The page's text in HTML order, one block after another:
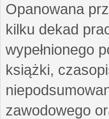
Opanowana
kilku dekad
wypełnionego
książki,
zawodowego